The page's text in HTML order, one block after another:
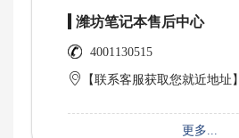
潍坊笔记本售后中心
4001130515
【联系客服获取您就近地址】
更多...